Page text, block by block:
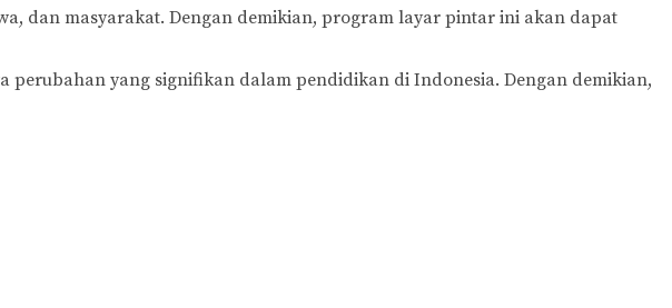
dan masyarakat. Dengan demikian, program layar pintar ini akan dapat
yang signifikan dalam pendidikan di Indonesia. Dengan demikian,